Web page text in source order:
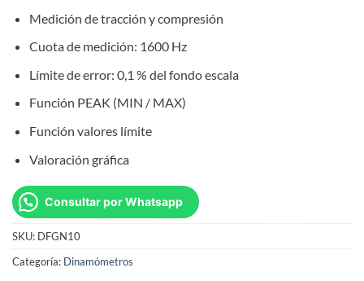
Medición de tracción y compresión
Cuota de medición: 1600 Hz
Límite de error: 0,1 % del fondo escala
Función PEAK (MIN / MAX)
Función valores límite
Valoración gráfica
Consultar por Whatsapp
SKU: DFGN10
Categoría: Dinamómetros